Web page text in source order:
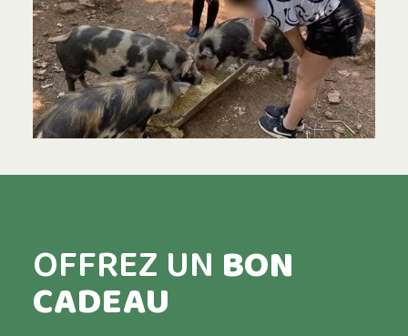
OFFREZ UN BON
CADEAU